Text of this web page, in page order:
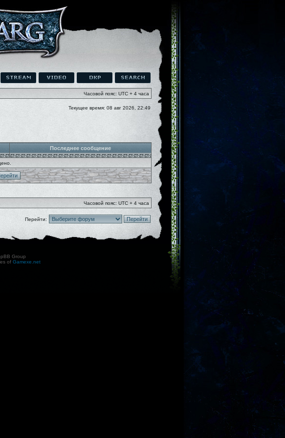
Часовой пояс: UTC + 4 часа
Текущее время: 08 авг 2026, 22:49
Последнее сообщение
Часовой пояс: UTC + 4 часа
Перейти:
Group
of Gamexe.net